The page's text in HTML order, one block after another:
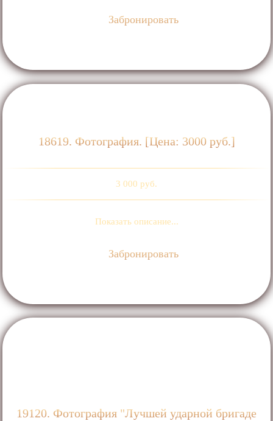
Забронировать
18619. Фотография. [Цена: 3000 руб.]
3 000 руб.
Показать описание...
Забронировать
19120. Фотография "Лучшей ударной бригаде